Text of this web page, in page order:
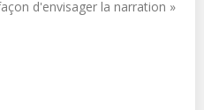
d'envisager la narration »